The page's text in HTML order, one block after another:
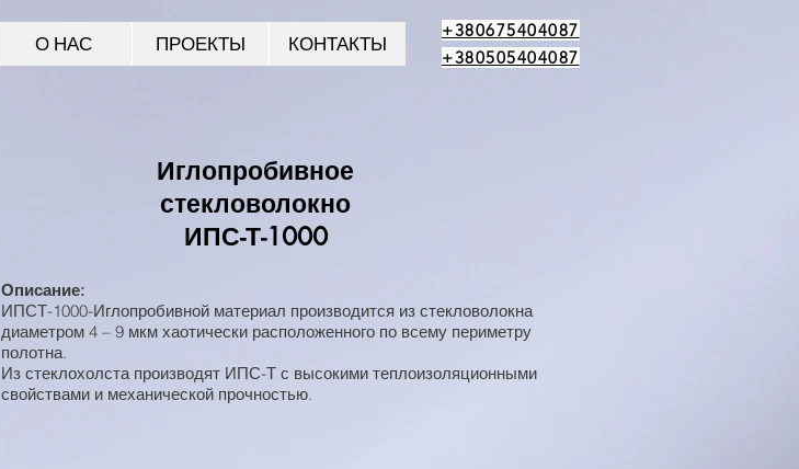
О НАС ПРОЕКТЫ КОНТАКТЫ
+380675404087
+380505404087
Иглопробивное
стекловолокно
ИПС-Т-1000
Описание:
ИПСТ-1000-Иглопробивной материал производится из стекловолокна
диаметром 4 – 9 мкм хаотически расположенного по всему периметру
полотна.
Из стеклохолста производят ИПС-Т с высокими теплоизоляционными
свойствами и механической прочностью.